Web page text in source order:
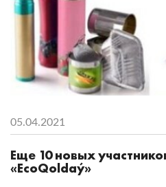
05.04.2021
Еще 10 новых
«EсoQoldaý»